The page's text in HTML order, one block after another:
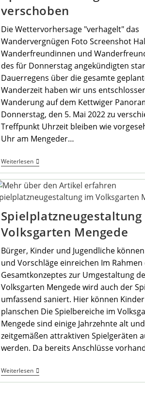
verschoben
Die Wettervorhersage "verhagelt" das
Wandervergnügen Foto Screenshot
Wanderfreundinnen und
des für Donnerstag angekündigten
Dauerregens über die gesamte
Wanderzeit haben wir uns
Wanderung auf dem Kettwiger
Donnerstag, den 5. Mai 2022 zu
Treffpunkt Uhrzeit bleiben wie
Uhr am Mengeder…
WeiterlesenApril
Wanderung
Wird
Verschoben
Spielplatzneugestaltung
Volksgarten Mengede
Bürger, Kinder und Jugendliche
und Vorschläge einreichen Im Rahmen
Gesamtkonzeptes zur Umgestaltung
Volksgarten Mengede wird auch der
umfassend saniert. Hier können
planschen Die Spielbereiche im
Mengede sind einige Jahrzehnte alt
zeitgemäßen attraktiven Spielgeräten
werden. Da bereits Anschlüsse
WeiterlesenSpielplatzneugestaltung
Im